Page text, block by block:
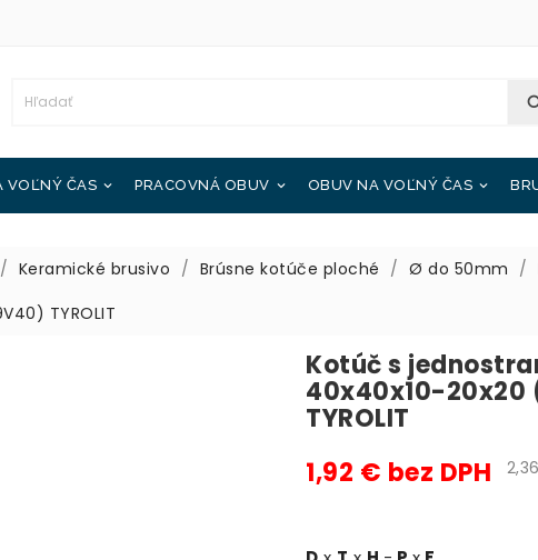

VOĽNÝ ČAS 
PRACOVNÁ OBUV 
OBUV NA VOĽNÝ ČAS
Keramické brusivo Brúsne kotúče ploché Ø do 50mm
TYROLIT
Kotúč s
40x40x10-20x20
TYROLIT
1,92 € bez DPH